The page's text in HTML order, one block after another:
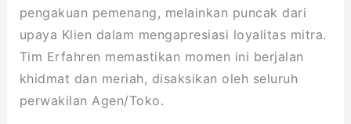
pengakuan pemenang, melainkan puncak dari
upaya Klien dalam mengapresiasi loyalitas mitra.
Tim Erfahren memastikan momen ini berjalan
khidmat dan meriah, disaksikan oleh seluruh
perwakilan Agen/Toko.